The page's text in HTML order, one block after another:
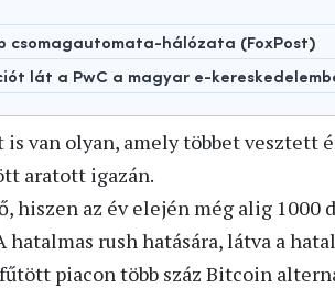
csomagautomata-hálózata (FoxPost)
lát a PwC a magyar e-
van olyan, amely többet vesztett
aratott igazán.
az év elején még alig 1000
rush hatására, látva a
piacon több száz Bitcoin